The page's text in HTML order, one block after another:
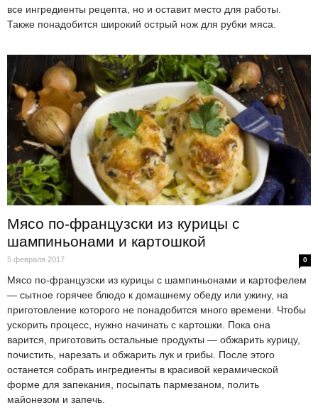
все ингредиенты рецепта, но и оставит место для работы.
Также понадобится широкий острый нож для рубки мяса.
Мясо по-французски из курицы с
шампиньонами и картошкой
5 февраля 2017 0
Мясо по-французски из курицы с шампиньонами и картофелем
— сытное горячее блюдо к домашнему обеду или ужину, на
приготовление которого не понадобится много времени. Чтобы
ускорить процесс, нужно начинать с картошки. Пока она
варится, приготовить остальные продукты — обжарить курицу,
почистить, нарезать и обжарить лук и грибы. После этого
останется собрать ингредиенты в красивой керамической
форме для запекания, посыпать пармезаном, полить
майонезом и запечь.